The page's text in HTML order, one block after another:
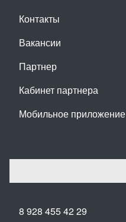
Контакты
Вакансии
Партнер
Кабинет партнера
Мобильное приложение
8 928 455 42 29